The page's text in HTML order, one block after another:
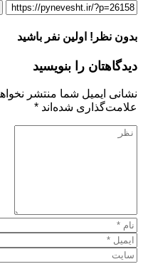
بدون نظر! اولین نفر باشید
دیدگاهتان را بنویسید
نشانی ایمیل شما منتشر
علامت‌گذاری شده‌اند *